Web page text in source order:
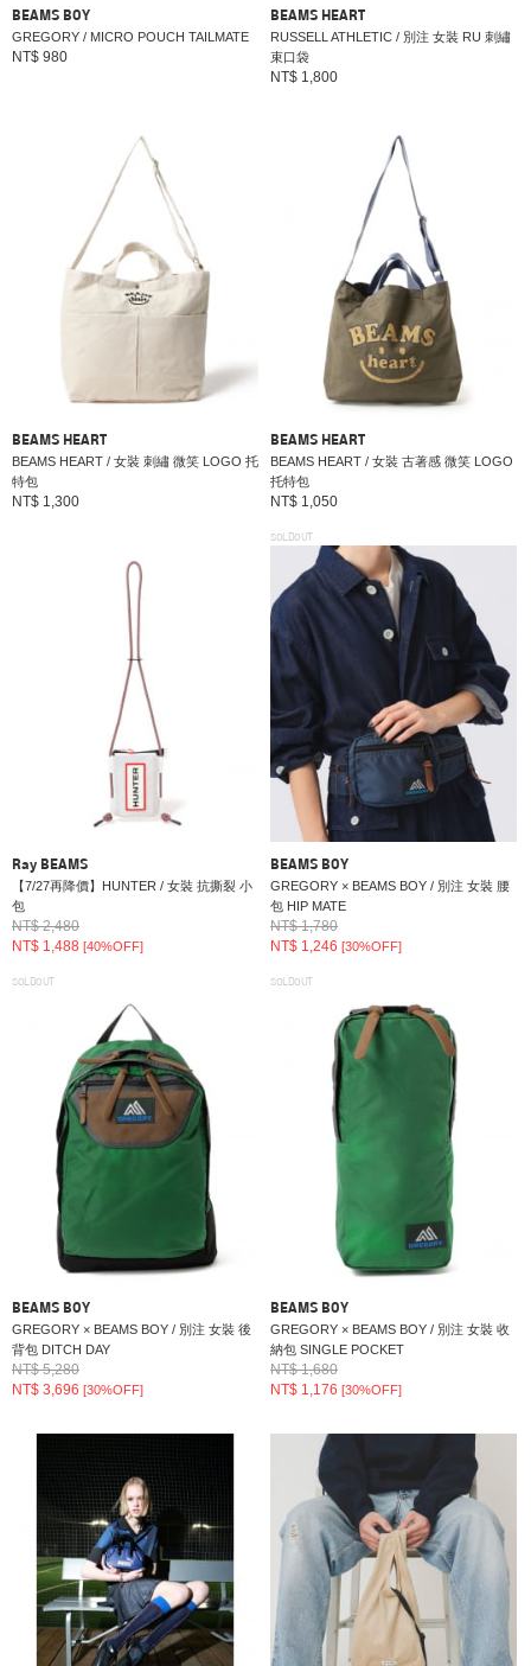
BEAMS BOY
GREGORY / MICRO POUCH TAILMATE
NT$ 980
BEAMS HEART
RUSSELL ATHLETIC / 別注 女裝 RU 刺繡
束口袋
NT$ 1,800
BEAMS HEART
BEAMS HEART / 女裝 刺繡 微笑 LOGO 托
特包
NT$ 1,300
BEAMS HEART
BEAMS HEART / 女裝 古著感 微笑 LOGO
托特包
NT$ 1,050
Ray BEAMS
【7/27再降價】HUNTER / 女裝 抗撕裂 小
包
NT$ 2,480
NT$ 1,488 [40%OFF]
SOLDOUT
BEAMS BOY
GREGORY × BEAMS BOY / 別注 女裝 腰
包 HIP MATE
NT$ 1,780
NT$ 1,246[30%OFF]
SOLDOUT
BEAMS BOY
GREGORY × BEAMS BOY / 別注 女裝 後
背包 DITCH DAY
NT$ 5,280
NT$ 3,696 [30%OFF]
SOLDOUT
BEAMS BOY
GREGORY × BEAMS BOY / 別注 女裝 收
納包 SINGLE POCKET
NT$ 1,680
NT$ 1,176[30%OFF]